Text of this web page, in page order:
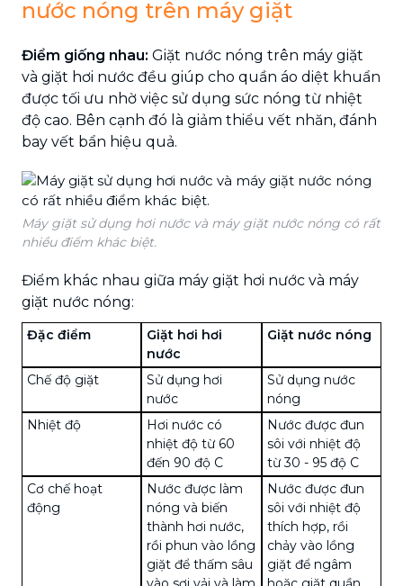
nước nóng trên máy giặt
Điểm giống nhau: Giặt nước nóng trên máy giặt
và giặt hơi nước đều giúp cho quần áo diệt khuẩn
được tối ưu nhờ việc sử dụng sức nóng từ nhiệt
độ cao. Bên cạnh đó là giảm thiểu vết nhăn, đánh
bay vết bẩn hiệu quả.
Máy giặt sử dụng hơi nước và máy giặt nước nóng có rất
nhiều điểm khác biệt.
Điểm khác nhau giữa máy giặt hơi nước và máy
giặt nước nóng:
Đặc điểm
Giặt hơi hơi
nước
Giặt nước nóng
Chế độ giặt
Sử dụng hơi
nước
Sử dụng nước
nóng
Nhiệt độ
Hơi nước có
nhiệt độ từ 60
đến 90 độ C
Nước được đun
sôi với nhiệt độ
từ 30 - 95 độ C
Cơ chế hoạt
động
Nước được làm
nóng và biến
thành hơi nước,
rồi phun vào lồng
giặt để thấm sâu
Nước được đun
sôi với nhiệt độ
thích hợp, rồi
chảy vào lồng
giặt để ngâm